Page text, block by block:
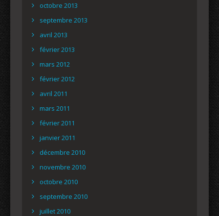
octobre 2013
septembre 2013
avril 2013
février 2013
mars 2012
février 2012
avril 2011
mars 2011
février 2011
janvier 2011
décembre 2010
novembre 2010
octobre 2010
septembre 2010
juillet 2010